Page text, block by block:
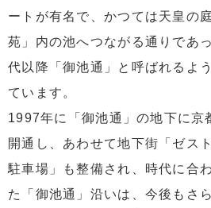
ートが有名で、かつては天皇の
苑」内の池へつながる通りであ
代以降「御池通」と呼ばれるよ
ています。
1997年に「御池通」の地下に京
開通し、あわせて地下街「ゼス
駐車場」も整備され、時代に合
た「御池通」沿いは、今後もさ